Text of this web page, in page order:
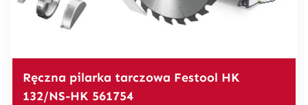
Ręczna pilarka tarczowa Festool HK
132/NS-HK 561754